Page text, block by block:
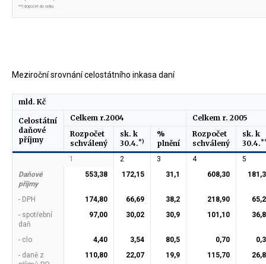
**) dopočet do celku
Meziroční srovnání celostátního inkasa daní
mld. Kč
Celostátní
daňové
příjmy
Celkem r.2004
Celkem r. 2005
Rozpočet
schválený
sk. k
30.4.*)
%
plnění
Rozpočet
schválený
sk. k
30.4.
1 2 3 4
5
Daňové
příjmy
553,38 172,15 31,1 608,30
- DPH 174,80 66,69 38,2 218,90
- spotřební
daň
97,00 30,02 30,9 101,10
- clo 4,40 3,54 80,5 0,70
- daně z
110,80 22,07 19,9 115,70